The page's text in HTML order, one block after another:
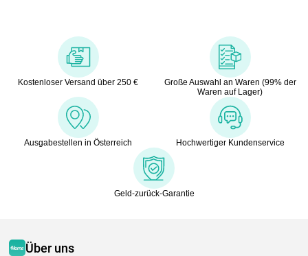
Kostenloser Versand über 250 €
Große Auswahl an Waren (99% der
Waren auf Lager)
Ausgabestellen in Österreich Hochwertiger Kundenservice
Geld-zurück-Garantie
Über uns